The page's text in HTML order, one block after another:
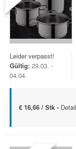
Leider verpasst!
Gültig: 29.03. -
04.04.
€ 16,66 / Stk -